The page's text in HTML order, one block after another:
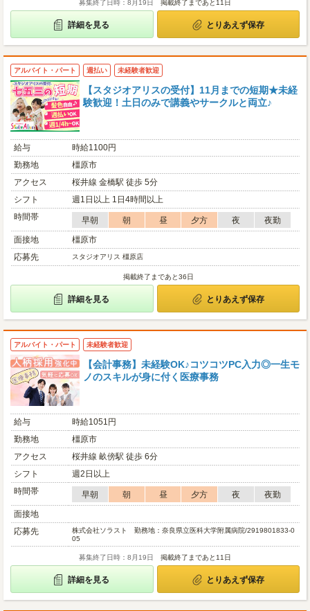
募集終了日時：8月19日 掲載終了まであと11日
詳細を見る とりあえず保存
アルバイト・パート 週払い 未経験者歓迎
【スタジオアリスの受付】11月までの短期★未経
験歓迎！土日のみで講義やサークルと両立♪
給与
時給1100円
勤務地
橿原市
アクセス
桜井線 金橋駅 徒歩 5分
シフト
週1日以上 1日4時間以上
時間帯
早朝 朝 昼 夕方 夜
夜勤
面接地
橿原市
応募先
スタジオアリス 橿原店
掲載終了まであと36日
詳細を見る とりあえず保存
アルバイト・パート 未経験者歓迎
【会計事務】未経験OK♪コツコツPC入力◎一生モ
ノのスキルが身に付く医療事務
給与
時給1051円
勤務地
橿原市
アクセス
桜井線 畝傍駅 徒歩 6分
シフト
週2日以上
時間帯
早朝 朝 昼 夕方 夜
夜勤
面接地
応募先
株式会社ソラスト 勤務地：奈良県立医科大学附属病院/2919801833-0
05
募集終了日時：8月19日 掲載終了まであと11日
詳細を見る とりあえず保存